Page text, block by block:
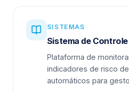
SISTEMAS
Sistema de
Plataforma de
indicadores de risco
automáticos para